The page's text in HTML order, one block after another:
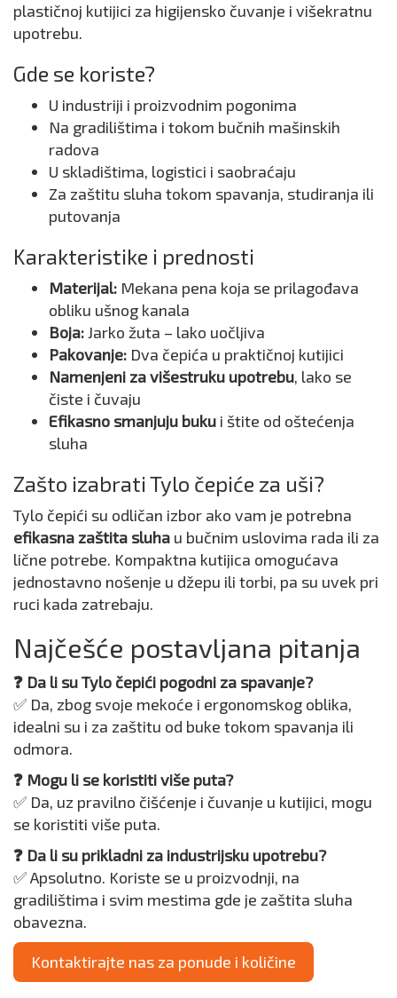
plastičnoj kutijici za higijensko čuvanje i višekratnu
upotrebu.
Gde se koriste?
U industriji i proizvodnim pogonima
Na gradilištima i tokom bučnih mašinskih
radova
U skladištima, logistici i saobraćaju
Za zaštitu sluha tokom spavanja, studiranja ili
putovanja
Karakteristike i prednosti
Materijal: Mekana pena koja se prilagođava
obliku ušnog kanala
Boja:Jarko žuta – lako uočljiva
Pakovanje: Dva čepića u praktičnoj kutijici
Namenjeni za višestruku upotrebu, lako se
čiste i čuvaju
Efikasno smanjuju buku i štite od oštećenja
sluha
Zašto izabrati Tylo čepiće za uši?
Tylo čepići su odličan izbor ako vam je potrebna
efikasna zaštita sluha u bučnim uslovima rada ili za
lične potrebe. Kompaktna kutijica omogućava
jednostavno nošenje u džepu ili torbi, pa su uvek pri
ruci kada zatrebaju.
Najčešće postavljana pitanja
❓ Da li su Tylo čepići pogodni za spavanje?
✅ Da, zbog svoje mekoće i ergonomskog oblika,
idealni su i za zaštitu od buke tokom spavanja ili
odmora.
❓ Mogu li se koristiti više puta?
✅ Da, uz pravilno čišćenje i čuvanje u kutijici, mogu
se koristiti više puta.
❓ Da li su prikladni za industrijsku upotrebu?
✅ Apsolutno. Koriste se u proizvodnji, na
gradilištima i svim mestima gde je zaštita sluha
obavezna.
Kontaktirajte nas za ponude i količine